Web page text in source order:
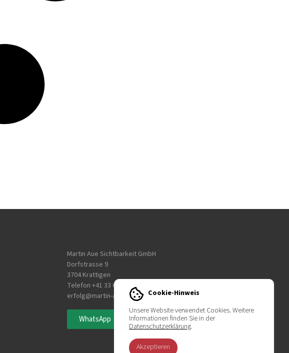
Martin Aue Sichtbarkeit GmbH
Dorfstrasse 9
3704 Krattigen
Telefon +41 33 650 10 10
erfolg@martin-aue.com
WhatsApp
Cookie-Hinweis
Unsere Website verwendet Cookies. Weitere
Informationen finden Sie in der
Datenschutzerklärung.
Akzeptieren